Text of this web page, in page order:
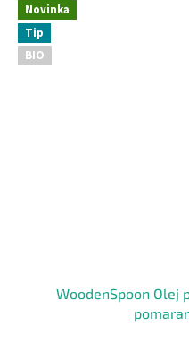
Novinka
Tip
BIO
WoodenSpoon Olej